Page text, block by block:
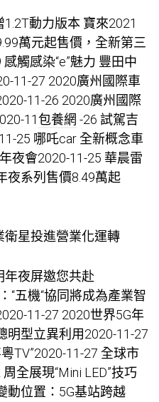
動力版本 寶來2021
萬元起售價，全新第三
觸感染“e”魅力 豐田中
11-27 2020廣州國際車
11-26 2020廣州國際
11包養網 -26 試駕吉
25 哪吒car 全新概念車
夜會2020-11-25 華晨雷
夜系列售價8.49萬起
衛星投進營業化運轉
年夜屏邀您共赴
“五機“協同將成為產業智
11-27 2020世界5G年
明型立異利用2020-11-27
TV”2020-11-27 全球市
全展現“Mini LED”技巧
動位置：5G基站跨越